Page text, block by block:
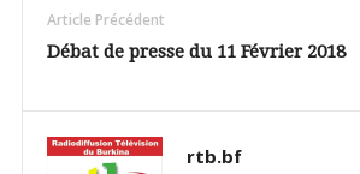
Article Précédent
Débat de presse du 11 Février 2018
rtb.bf